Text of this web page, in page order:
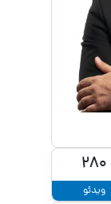
280
ویدئو